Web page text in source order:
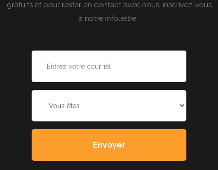
gratuits et pour rester en contact avec nous, inscrivez-vous
à notre infolettre!
Vous
êtes... *